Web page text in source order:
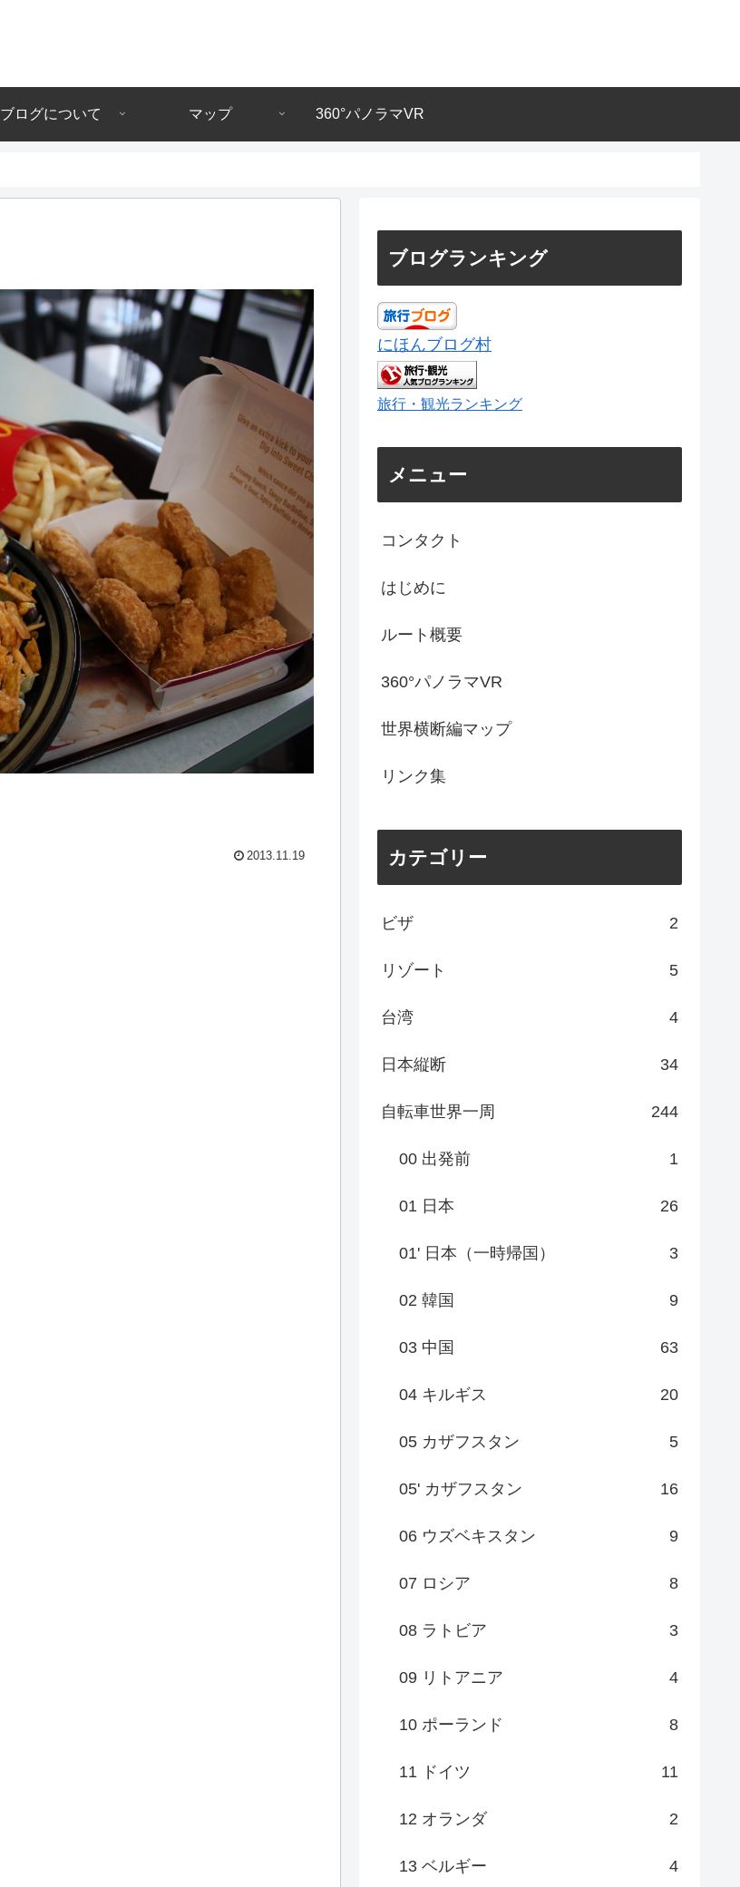
ブログについて マップ 360°パノラマVR
2013.11.19
ブログランキング
にほんブログ村
旅行・観光ランキング
メニュー
コンタクト
はじめに
ルート概要
360°パノラマVR
世界横断編マップ
リンク集
カテゴリー
ビザ 2
リゾート 5
台湾 4
日本縦断 34
自転車世界一周 244
00 出発前 1
01 日本 26
01' 日本（一時帰国） 3
02 韓国 9
03 中国 63
04 キルギス 20
05 カザフスタン 5
05' カザフスタン 16
06 ウズベキスタン 9
07 ロシア 8
08 ラトビア 3
09 リトアニア 4
10 ポーランド 8
11 ドイツ 11
12 オランダ 2
13 ベルギー 4